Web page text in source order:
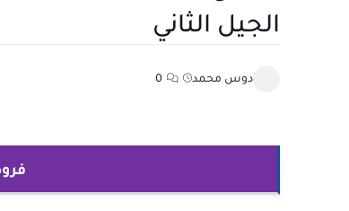
الجيل الثاني
دوس محمد 0